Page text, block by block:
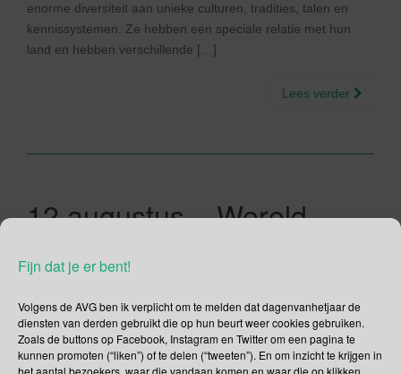
Fijn dat je er bent!
Volgens de AVG ben ik verplicht om te melden dat dagenvanhetjaar de
diensten van derden gebruikt die op hun beurt weer cookies gebruiken.
Zoals de buttons op Facebook, Instagram en Twitter om een pagina te
kunnen promoten (“liken”) of te delen (“tweeten”). En om inzicht te krijgen in
het aantal bezoekers, waar die vandaan komen en waar die op klikken
enorme diversiteit aan unieke culturen, tradities, talen en
kennissystemen. Ze hebben een speciale relatie met hun
land en hebben verschillende […]
Lees verder
12 augustus – Wereld
het Middelste Kind | Dag
van de Jeugd | Wereld
Olifantendag | SAIL